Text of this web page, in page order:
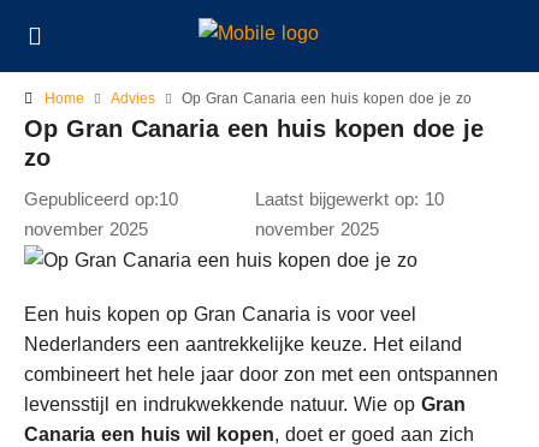
Home Advies Op Gran Canaria een huis kopen doe je zo
Op Gran Canaria een huis kopen doe je
zo
Gepubliceerd op:10
november 2025
Laatst bijgewerkt op: 10
november 2025
Een huis kopen op Gran Canaria is voor veel
Nederlanders een aantrekkelijke keuze. Het eiland
combineert het hele jaar door zon met een ontspannen
levensstijl en indrukwekkende natuur. Wie op Gran
Canaria een huis wil kopen, doet er goed aan zich